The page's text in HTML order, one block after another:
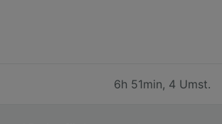
6h 51min, 4 Umst.